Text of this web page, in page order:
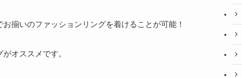
揃いのファッションリングを着けることが可能！
オススメです。